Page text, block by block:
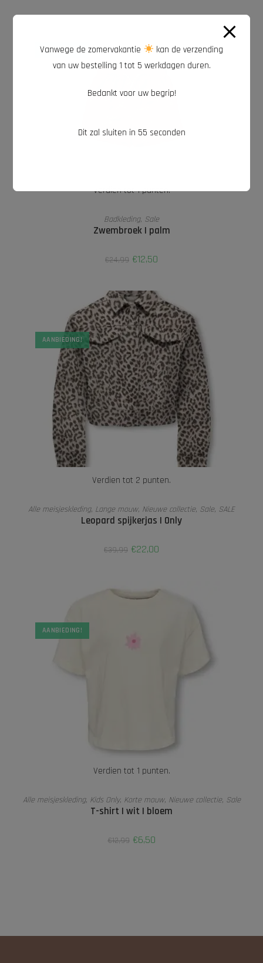
AANBIEDING!
Verdien tot 1 punten.
OPTIES SELECTEREN
Badkleding, Sale
Zwembroek | palm
€24,99 €12,50
AANBIEDING!
Verdien tot 2 punten.
OPTIES SELECTEREN
Alle meisjeskleding, Lange mouw, Nieuwe collectie, Sale, SALE
Leopard spijkerjas | Only
€39,99 €22,00
AANBIEDING!
Verdien tot 1 punten.
OPTIES SELECTEREN
Alle meisjeskleding, Kids Only, Korte mouw, Nieuwe collectie, Sale
T-shirt | wit | bloem
€12,99 €6,50
Vanwege de zomervakantie
kan de verzending
van uw bestelling 1 tot 5 werkdagen duren.
Bedankt voor uw begrip!
Dit zal sluiten in 54 seconden